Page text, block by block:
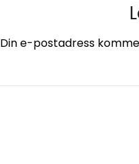
Din e-postadress